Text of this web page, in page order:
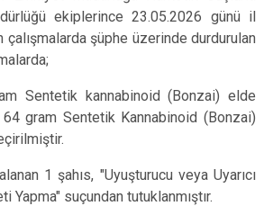
ekiplerince 23.05.2026 günü il
şüphe üzerinde durdurulan
kannabinoid (Bonzai) elde
gram Sentetik Kannabinoid (Bonzai)
1 şahıs, "Uyuşturucu veya Uyarıcı
Yapma" suçundan tutuklanmıştır.